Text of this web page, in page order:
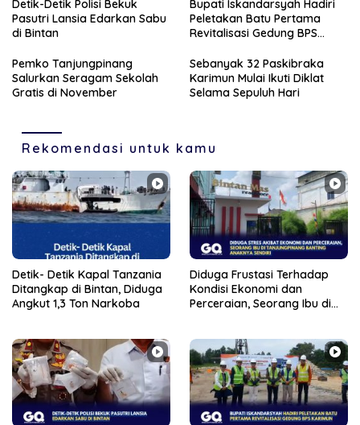
Detik-Detik Polisi Bekuk
Pasutri Lansia Edarkan Sabu
di Bintan
Bupati Iskandarsyah Hadiri
Peletakan Batu Pertama
Revitalisasi Gedung BPS
Pemko Tanjungpinang
Salurkan Seragam Sekolah
Gratis di November
Sebanyak 32 Paskibraka
Karimun Mulai Ikuti Diklat
Selama Sepuluh Hari
Rekomendasi untuk kamu
Detik- Detik Kapal Tanzania
Ditangkap di Bintan, Diduga
Angkut 1,3 Ton Narkoba
Diduga Frustasi Terhadap
Kondisi Ekonomi dan
Perceraian, Seorang Ibu di